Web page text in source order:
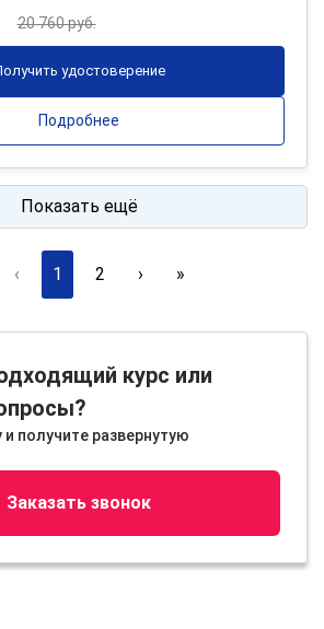
20 760 руб.
удостоверение
Подробнее
Показать ещё
‹ 1 2 › »
курс или
и получите развернутую
Заказать звонок